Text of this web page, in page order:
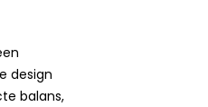
design
balans,